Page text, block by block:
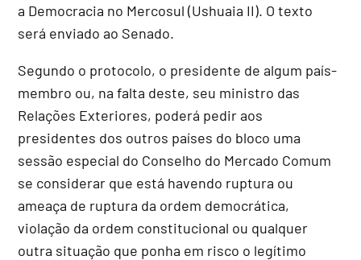
a Democracia no Mercosul (Ushuaia II). O texto
será enviado ao Senado.
Segundo o protocolo, o presidente de algum país-
membro ou, na falta deste, seu ministro das
Relações Exteriores, poderá pedir aos
presidentes dos outros países do bloco uma
sessão especial do Conselho do Mercado Comum
se considerar que está havendo ruptura ou
ameaça de ruptura da ordem democrática,
violação da ordem constitucional ou qualquer
outra situação que ponha em risco o legítimo